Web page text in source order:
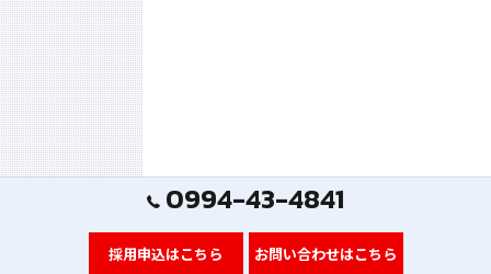
0994-43-4841
採用申込はこちら お問い合わせはこちら